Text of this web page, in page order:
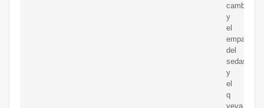
cambio
y
el
empaque
del
sedaso
y
el
q
yeva